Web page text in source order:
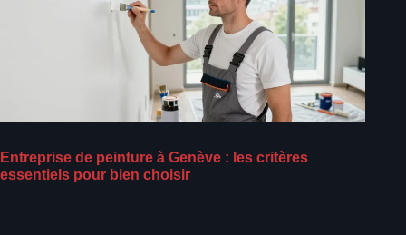
Entreprise de peinture à Genève : les critères
essentiels pour bien choisir